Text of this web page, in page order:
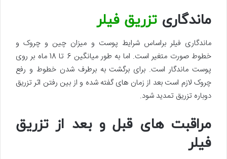
ماندگاری تزریق فیلر
ماندگاری فیلر براساس شرایط پوست و میزان چین و چروک و
خطوط صورت متغیر است. اما به طور میانگین 6 تا 18 ماه بر روی
پوست ماندگار است. برای برگشت به برطرف شدن خطوط و رفع
چروک لازم است بعد از زمان های گفته شده و از بین رفتن اثر تزریق
دوباره تزریق تمدید شود.
مراقبت های قبل و بعد از تزریق
فیلر